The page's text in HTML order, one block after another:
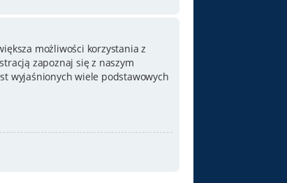
możliwości korzystania z
zapoznaj się z naszym
wyjaśnionych wiele podstawowych